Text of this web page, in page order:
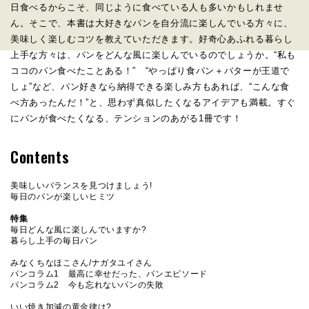
日食べるからこそ、同じように食べている人も多いかもしれませ
ん。そこで、本書は大好きなパンを自分流に楽しんでいる方々に、
美味しく楽しむコツを教えていただきます。好奇心あふれる暮らし
上手な方々は、パンをどんな風に楽しんでいるのでしょうか。“私も
ココのパン食べたことある！” “やっぱり食パン＋バターが王道で
しょ”など、パン好きなら納得できる楽しみ方もあれば、“こんな食
べ方あったんだ！”と、思わず真似したくなるアイデアも満載。すぐ
にパンが食べたくなる、テンションのあがる1冊です！
Contents
美味しいバランスを見つけましょう!
毎日のパンが楽しいヒミツ
特集
毎日どんな風に楽しんでいますか?
暮らし上手の毎日パン
みなくちなほこさん/ナガタユイさん
パンコラム1 最高に幸せだった、パンエピソード
パンコラム2 今も忘れないパンの失敗
いい焼き加減の黄金律は?